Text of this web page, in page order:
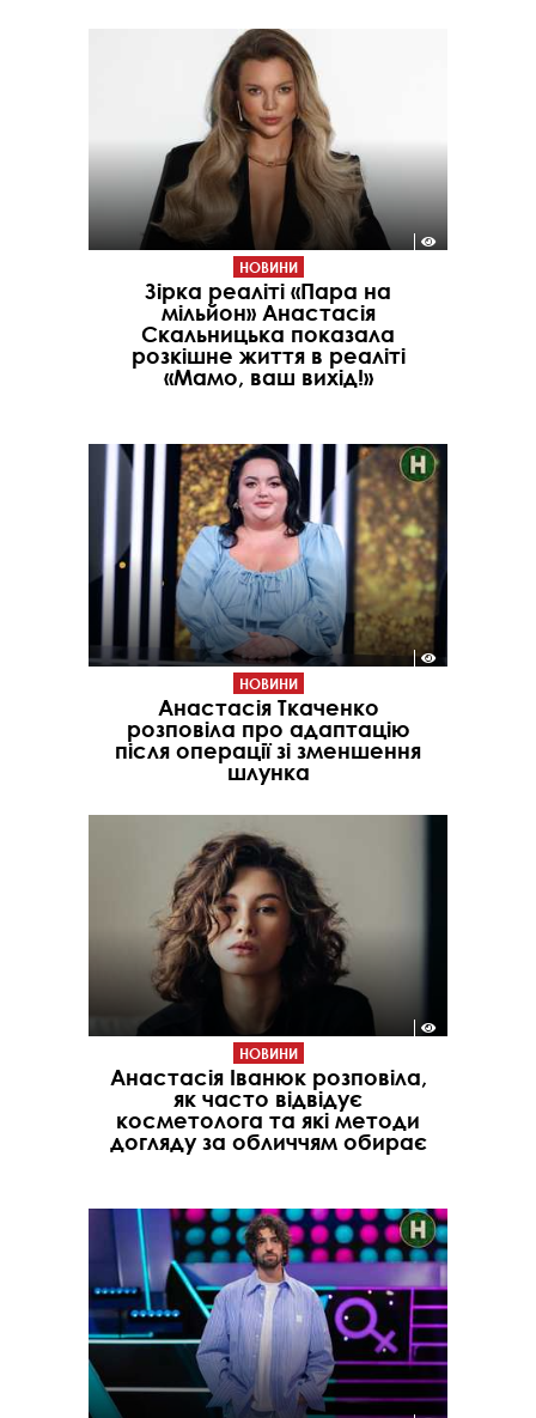
НОВИНИ
Зірка реаліті «Пара на
мільйон» Анастасія
Скальницька показала
розкішне життя в реаліті
«Мамо, ваш вихід!»
НОВИНИ
Анастасія Ткаченко
розповіла про адаптацію
після операції зі зменшення
шлунка
НОВИНИ
Анастасія Іванюк розповіла,
як часто відвідує
косметолога та які методи
догляду за обличчям обирає